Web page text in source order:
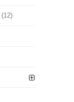
(12)